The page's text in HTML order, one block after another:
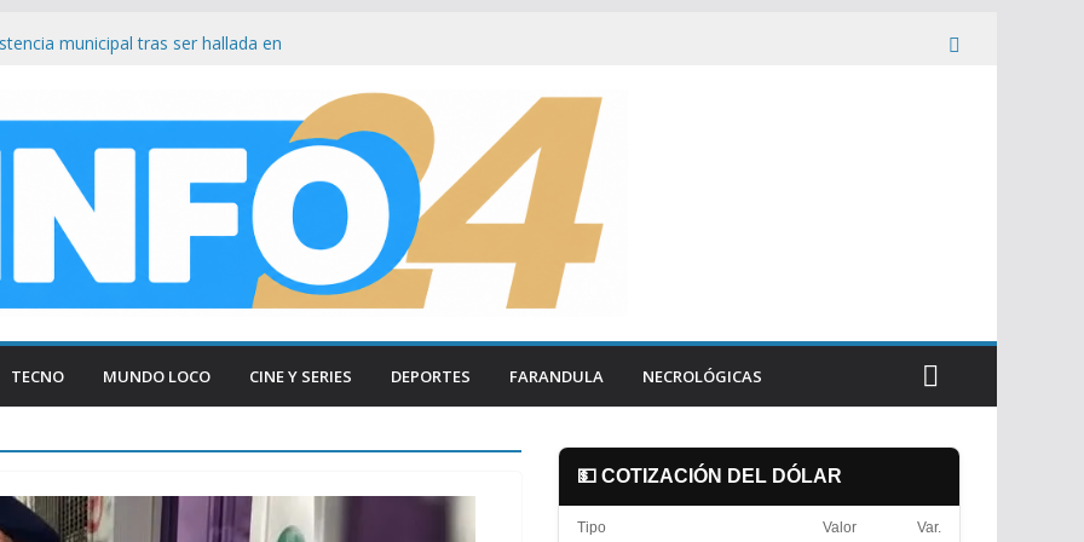
municipal tras ser hallada en
Cuadernos
tradicional al borde del cierre por
Firmeza a Luis Caputo: «La industria es
respeto»
Lynch bajo el ojo: Senador ataca ley
facilita su venta a foráneos
TECNO MUNDO LOCO CINE Y SERIES DEPORTES FARANDULA NECROLÓGICAS
💵 COTIZACIÓN DEL DÓLAR
Tipo Valor Var.